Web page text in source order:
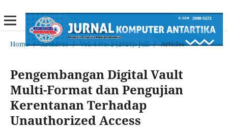
Home / Archives / Vol. 4 No. 2 (2026): Juli / Articles
Pengembangan Digital Vault
Multi-Format dan Pengujian
Kerentanan Terhadap
Unauthorized Access